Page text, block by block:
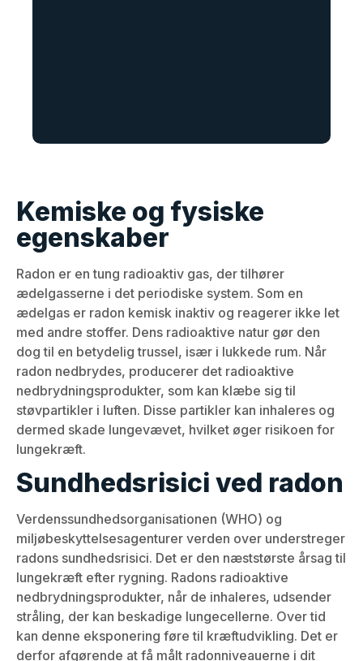
Kemiske og fysiske
egenskaber
Radon er en tung radioaktiv gas, der tilhører
ædelgasserne i det periodiske system. Som en
ædelgas er radon kemisk inaktiv og reagerer ikke let
med andre stoffer. Dens radioaktive natur gør den
dog til en betydelig trussel, især i lukkede rum. Når
radon nedbrydes, producerer det radioaktive
nedbrydningsprodukter, som kan klæbe sig til
støvpartikler i luften. Disse partikler kan inhaleres og
dermed skade lungevævet, hvilket øger risikoen for
lungekræft.
Sundhedsrisici ved radon
Verdenssundhedsorganisationen (WHO) og
miljøbeskyttelsesagenturer verden over understreger
radons sundhedsrisici. Det er den næststørste årsag til
lungekræft efter rygning. Radons radioaktive
nedbrydningsprodukter, når de inhaleres, udsender
stråling, der kan beskadige lungecellerne. Over tid
kan denne eksponering føre til kræftudvikling. Det er
derfor afgørende at få målt radonniveauerne i dit